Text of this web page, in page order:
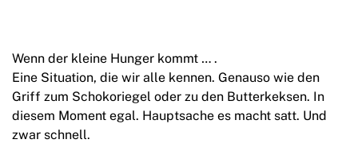
Wenn der kleine Hunger kommt … .
Eine Situation, die wir alle kennen. Genauso wie den
Griff zum Schokoriegel oder zu den Butterkeksen. In
diesem Moment egal. Hauptsache es macht satt. Und
zwar schnell.